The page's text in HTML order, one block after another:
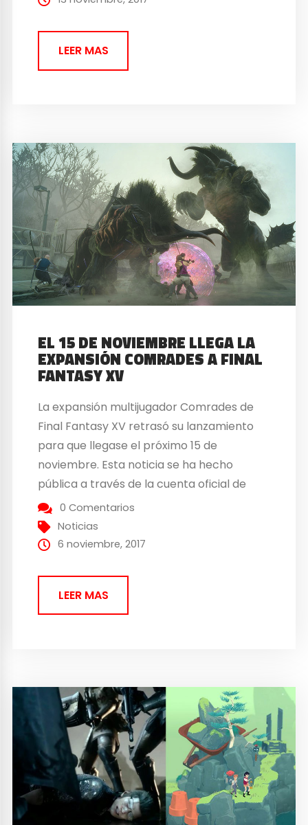
LEER MAS
EL 15 DE NOVIEMBRE LLEGA LA
EXPANSIÓN COMRADES A FINAL
FANTASY XV
La expansión multijugador Comrades de
Final Fantasy XV retrasó su lanzamiento
para que llegase el próximo 15 de
noviembre. Esta noticia se ha hecho
pública a través de la cuenta oficial de
Twitter de la empresa de Square Enix. En
esta expansión, los jugadores van a tener
a su disposición misiones para poder
0 Comentarios
Noticias
6 noviembre, 2017
LEER MAS